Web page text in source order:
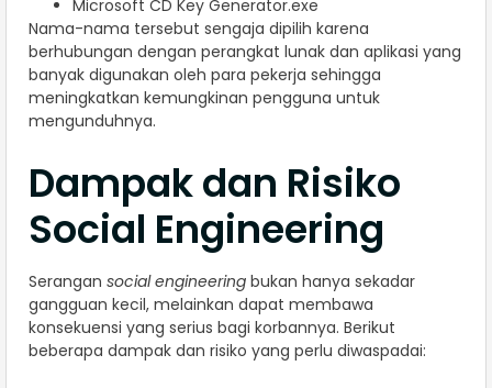
Microsoft CD Key Generator.exe
Nama-nama tersebut sengaja dipilih karena
berhubungan dengan perangkat lunak dan aplikasi yang
banyak digunakan oleh para pekerja sehingga
meningkatkan kemungkinan pengguna untuk
mengunduhnya.
Dampak dan Risiko
Social Engineering
Serangan social engineering bukan hanya sekadar
gangguan kecil, melainkan dapat membawa
konsekuensi yang serius bagi korbannya. Berikut
beberapa dampak dan risiko yang perlu diwaspadai: